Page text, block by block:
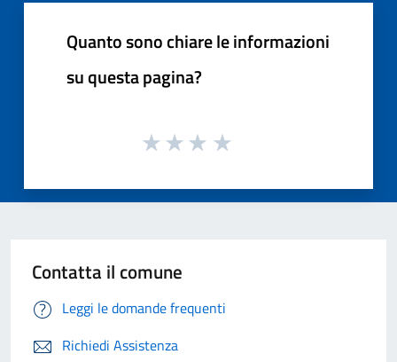
Quanto sono chiare le informazioni
su questa pagina?
Contatta il comune
Leggi le domande frequenti
Richiedi Assistenza